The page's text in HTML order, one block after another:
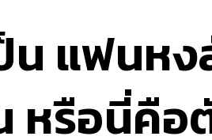
น แฟนห
หรือนี่คื